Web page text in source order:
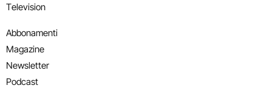
Television
Abbonamenti
Magazine
Newsletter
Podcast